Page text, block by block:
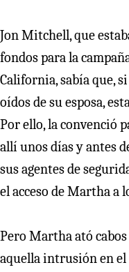
Jon Mitchell, que
fondos para la
California, sabía que,
oídos de su esposa,
Por ello, la convenció
allí unos días y antes
sus agentes de
el acceso de Martha a
Pero Martha ató
aquella intrusión en el